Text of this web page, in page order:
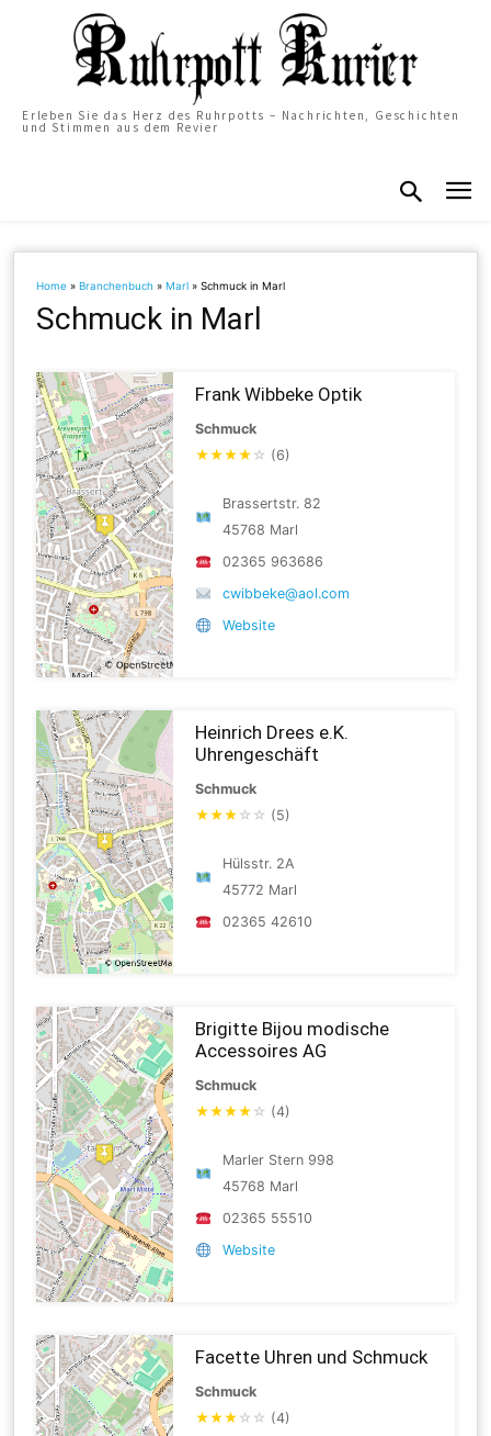
Erleben Sie das Herz des Ruhrpotts – Nachrichten, Geschichten
und Stimmen aus dem Revier
Home »Branchenbuch »Marl »Schmuck in Marl
Schmuck in Marl
Frank Wibbeke Optik
Schmuck
★★★★ ☆ (6)
Brassertstr. 82
45768 Marl
02365 963686
cwibbeke@aol.com
Website
Heinrich Drees e.K.
Uhrengeschäft
Schmuck
★★★ ☆ ☆ (5)
Hülsstr. 2A
45772 Marl
02365 42610
Brigitte Bijou modische
Accessoires AG
Schmuck
★★★★ ☆ (4)
Marler Stern 998
45768 Marl
02365 55510
Website
Facette Uhren und Schmuck
Schmuck
★★★ ☆ ☆ (4)